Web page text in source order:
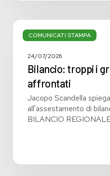
COMUNICATI STAMPA
Bilancio:
troppi
grandi
affrontati
24/07/2026
Bilancio: troppi i
affrontati
Jacopo Scandella
all'assestamento di
BILANCIO